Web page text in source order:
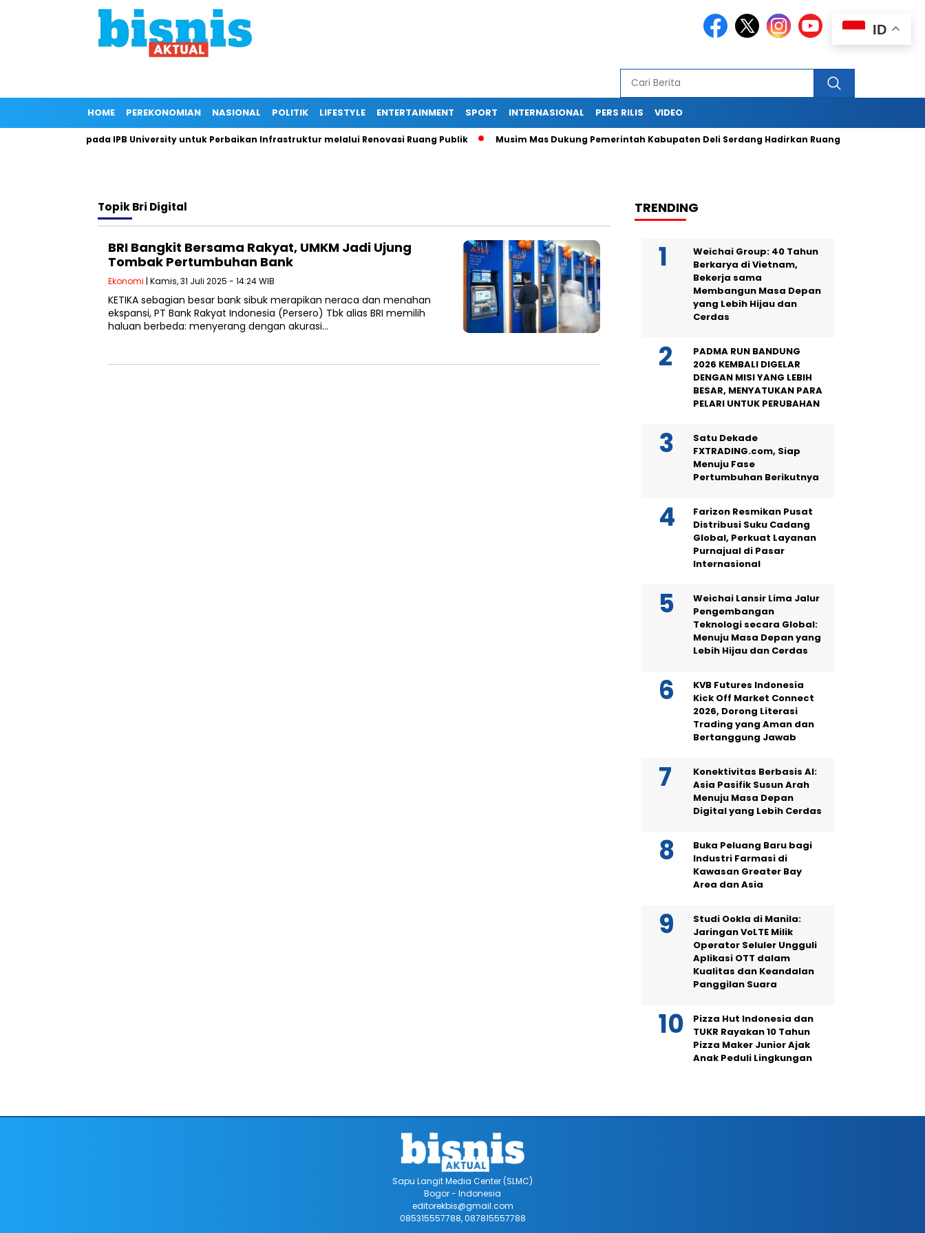
HOME PEREKONOMIAN NASIONAL POLITIK LIFESTYLE ENTERTAINMENT SPORT INTERNASIONAL PERS RILIS VIDEO
Dukungan Kepada IPB University untuk Perbaikan Infrastruktur melalui Renovasi Ruang Publik Musim Mas Dukung Pemerintah Kabupaten Deli Serdang Hadirkan Ruang Publik Bersama
TopikBri Digital
BRI Bangkit Bersama Rakyat, UMKM Jadi Ujung
Tombak Pertumbuhan Bank
Ekonomi | Kamis, 31 Juli 2025 - 14:24 WIB
KETIKA sebagian besar bank sibuk merapikan neraca dan menahan
ekspansi, PT Bank Rakyat Indonesia (Persero) Tbk alias BRI memilih
haluan berbeda: menyerang dengan akurasi…
TRENDING
Weichai Group: 40 Tahun
Berkarya di Vietnam,
Bekerja sama
Membangun Masa Depan
yang Lebih Hijau dan
Cerdas
PADMA RUN BANDUNG
2026 KEMBALI DIGELAR
DENGAN MISI YANG LEBIH
BESAR, MENYATUKAN PARA
PELARI UNTUK PERUBAHAN
Satu Dekade
FXTRADING.com, Siap
Menuju Fase
Pertumbuhan Berikutnya
Farizon Resmikan Pusat
Distribusi Suku Cadang
Global, Perkuat Layanan
Purnajual di Pasar
Internasional
Weichai Lansir Lima Jalur
Pengembangan
Teknologi secara Global:
Menuju Masa Depan yang
Lebih Hijau dan Cerdas
KVB Futures Indonesia
Kick Off Market Connect
2026, Dorong Literasi
Trading yang Aman dan
Bertanggung Jawab
Konektivitas Berbasis AI:
Asia Pasifik Susun Arah
Menuju Masa Depan
Digital yang Lebih Cerdas
Buka Peluang Baru bagi
Industri Farmasi di
Kawasan Greater Bay
Area dan Asia
Studi Ookla di Manila:
Jaringan VoLTE Milik
Operator Seluler Ungguli
Aplikasi OTT dalam
Kualitas dan Keandalan
Panggilan Suara
Pizza Hut Indonesia dan
TUKR Rayakan 10 Tahun
Pizza Maker Junior Ajak
Anak Peduli Lingkungan
ID
Sapu Langit Media Center (SLMC)
Bogor - Indonesia
editorekbis@gmail.com
085315557788, 087815557788